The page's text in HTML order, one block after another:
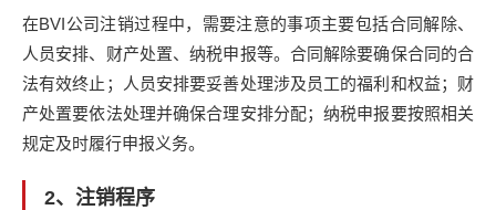
在BVI公司注销过程中，需要注意的事项主要包括合同解除、
人员安排、财产处置、纳税申报等。合同解除要确保合同的合
法有效终止；人员安排要妥善处理涉及员工的福利和权益；财
产处置要依法处理并确保合理安排分配；纳税申报要按照相关
规定及时履行申报义务。
2、注销程序